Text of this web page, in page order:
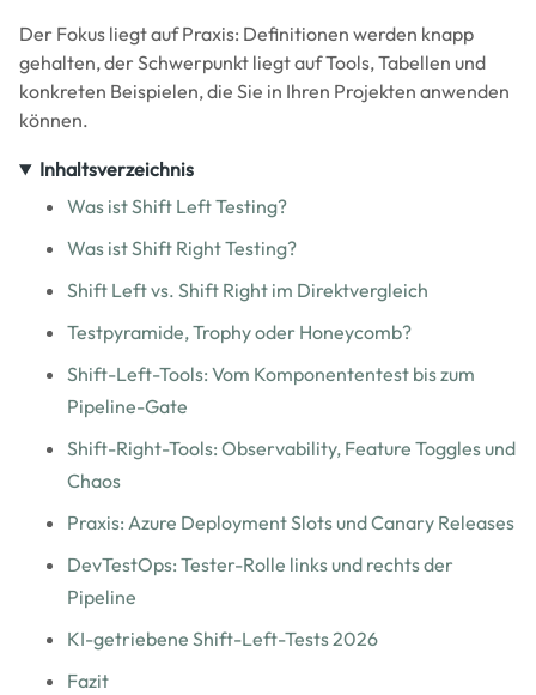
Der Fokus liegt auf Praxis: Definitionen werden knapp
gehalten, der Schwerpunkt liegt auf Tools, Tabellen und
konkreten Beispielen, die Sie in Ihren Projekten anwenden
können.
Inhaltsverzeichnis
Was ist Shift Left Testing?
Was ist Shift Right Testing?
Shift Left vs. Shift Right im Direktvergleich
Testpyramide, Trophy oder Honeycomb?
Shift-Left-Tools: Vom Komponententest bis zum
Pipeline-Gate
Shift-Right-Tools: Observability, Feature Toggles und
Chaos
Praxis: Azure Deployment Slots und Canary Releases
DevTestOps: Tester-Rolle links und rechts der
Pipeline
KI-getriebene Shift-Left-Tests 2026
Fazit